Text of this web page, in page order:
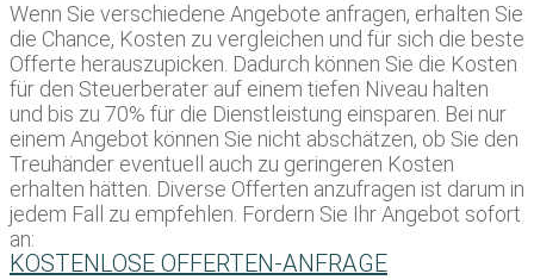
Wenn Sie verschiedene Angebote anfragen, erhalten Sie
die Chance, Kosten zu vergleichen und für sich die beste
Offerte herauszupicken. Dadurch können Sie die Kosten
für den Steuerberater auf einem tiefen Niveau halten
und bis zu 70% für die Dienstleistung einsparen. Bei nur
einem Angebot können Sie nicht abschätzen, ob Sie den
Treuhänder eventuell auch zu geringeren Kosten
erhalten hätten. Diverse Offerten anzufragen ist darum in
jedem Fall zu empfehlen. Fordern Sie Ihr Angebot sofort
an:
KOSTENLOSE OFFERTEN-ANFRAGE